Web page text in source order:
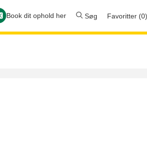
Book dit ophold her Søg Favoritter (0)